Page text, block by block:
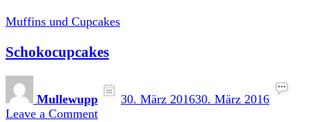
Muffins und Cupcakes
Schokocupcakes
Mullewupp 30. März 201630. März 2016
Leave a Commenton